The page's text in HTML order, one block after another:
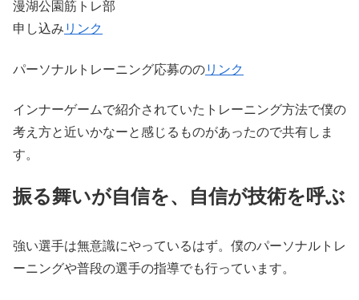
漫湖公園筋トレ部
申し込み リンク
パーソナルトレーニング応募ののリンク
インナーゲームで紹介されていたトレーニング方法で僕の
考え方と近いかなーと感じるものがあったので共有しま
す。
振る舞いが自信を、自信が技術を呼ぶ
強い選手は無意識にやっているはず。僕のパーソナルトレ
ーニングや普段の選手の指導でも行っています。